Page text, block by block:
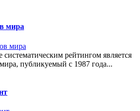
мира
рейтингом является
публикуемый с 1987 года...